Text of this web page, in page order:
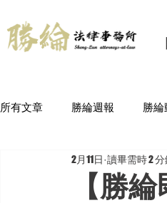
所有文章 勝綸週報 勝綸
【勝
2月11日 讀畢需時 2